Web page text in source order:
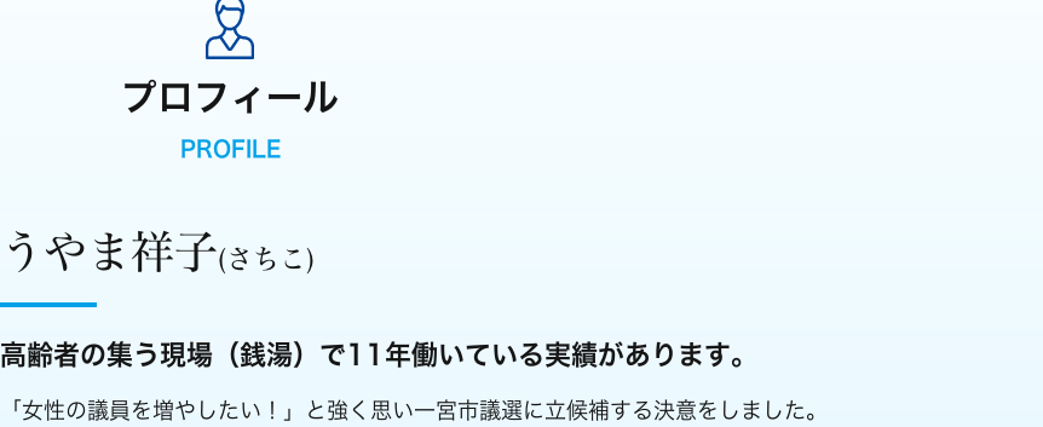
プロフィール
PROFILE
うやま祥子(さちこ)
高齢者の集う現場（銭湯）で11年働いている実績があります。
「女性の議員を増やしたい！」と強く思い一宮市議選に立候補する決意をしました。